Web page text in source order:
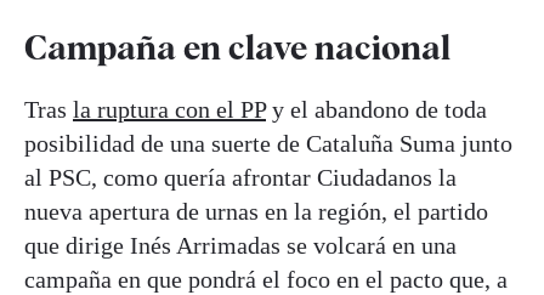
Campaña en clave nacional
Tras la ruptura con el PPy el abandono de toda
posibilidad de una suerte de Cataluña Suma junto
al PSC, como quería afrontar Ciudadanos la
nueva apertura de urnas en la región, el partido
que dirige Inés Arrimadas se volcará en una
campaña en que pondrá el foco en el pacto que, a